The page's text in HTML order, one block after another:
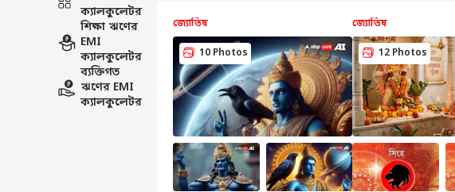
ক্যালকুলেটর
শিক্ষা ঋণের
EMI
ক্যালকুলেটর
ব্যক্তিগত
ঋণের EMI
ক্যালকুলেটর
জ্যোতিষ
10 Photos
জ্যোতিষ
12 Photos